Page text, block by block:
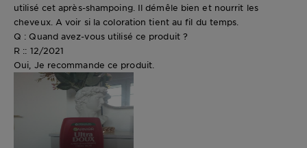
utilisé cet après-shampoing. Il démêle bien et nourrit les
cheveux. A voir si la coloration tient au fil du temps.
Q : Quand avez-vous utilisé ce produit ?
R :: 12/2021
Oui, Je recommande ce produit.